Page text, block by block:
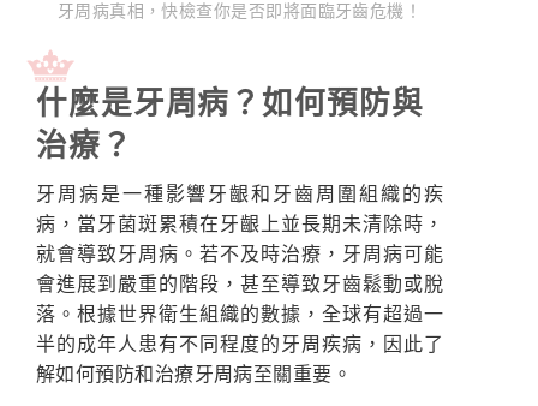
牙周病真相，快檢查你是否即將面臨牙齒危機！
什麼是牙周病？如何預防與
治療？
牙周病是一種影響牙齦和牙齒周圍組織的疾
病，當牙菌斑累積在牙齦上並長期未清除時，
就會導致牙周病。若不及時治療，牙周病可能
會進展到嚴重的階段，甚至導致牙齒鬆動或脫
落。根據世界衛生組織的數據，全球有超過一
半的成年人患有不同程度的牙周疾病，因此了
解如何預防和治療牙周病至關重要。